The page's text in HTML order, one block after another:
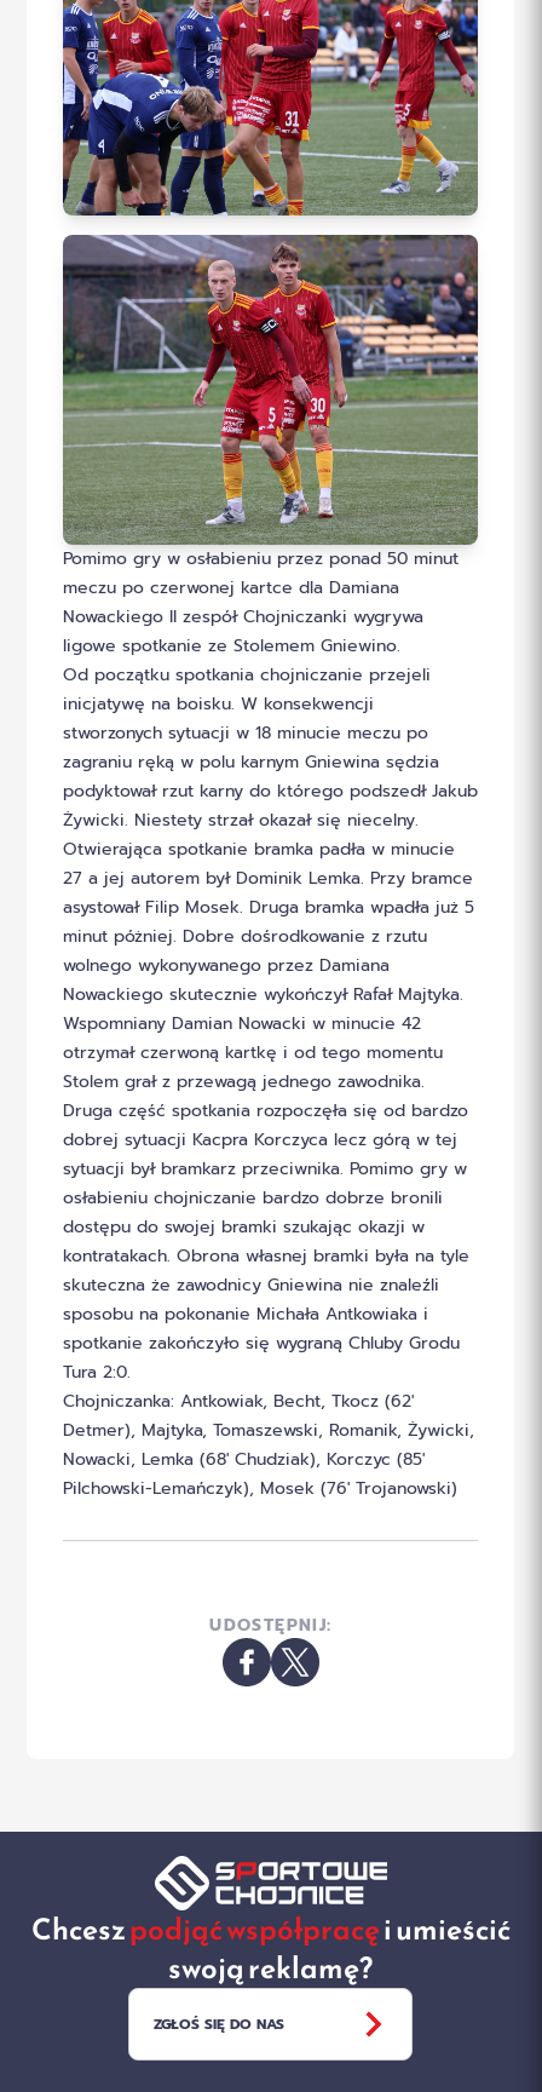
Pomimo gry w osłabieniu przez ponad 50 minut
meczu po czerwonej kartce dla Damiana
Nowackiego II zespół Chojniczanki wygrywa
ligowe spotkanie ze Stolemem Gniewino.
Od początku spotkania chojniczanie przejeli
inicjatywę na boisku. W konsekwencji
stworzonych sytuacji w 18 minucie meczu po
zagraniu ręką w polu karnym Gniewina sędzia
podyktował rzut karny do którego podszedł Jakub
Żywicki. Niestety strzał okazał się niecelny.
Otwierająca spotkanie bramka padła w minucie
27 a jej autorem był Dominik Lemka. Przy bramce
asystował Filip Mosek. Druga bramka wpadła już 5
minut póżniej. Dobre dośrodkowanie z rzutu
wolnego wykonywanego przez Damiana
Nowackiego skutecznie wykończył Rafał Majtyka.
Wspomniany Damian Nowacki w minucie 42
otrzymał czerwoną kartkę i od tego momentu
Stolem grał z przewagą jednego zawodnika.
Druga część spotkania rozpoczęła się od bardzo
dobrej sytuacji Kacpra Korczyca lecz górą w tej
sytuacji był bramkarz przeciwnika. Pomimo gry w
osłabieniu chojniczanie bardzo dobrze bronili
dostępu do swojej bramki szukając okazji w
kontratakach. Obrona własnej bramki była na tyle
skuteczna że zawodnicy Gniewina nie znaleźli
sposobu na pokonanie Michała Antkowiaka i
spotkanie zakończyło się wygraną Chluby Grodu
Tura 2:0.
Chojniczanka: Antkowiak, Becht, Tkocz (62′
Detmer), Majtyka, Tomaszewski, Romanik, Żywicki,
Nowacki, Lemka (68′ Chudziak), Korczyc (85′
Pilchowski-Lemańczyk), Mosek (76′ Trojanowski)
UDOSTĘPNIJ:
Chceszpodjąć współpracęi umieścić
swoją reklamę?
ZGŁOŚ SIĘ DO NAS